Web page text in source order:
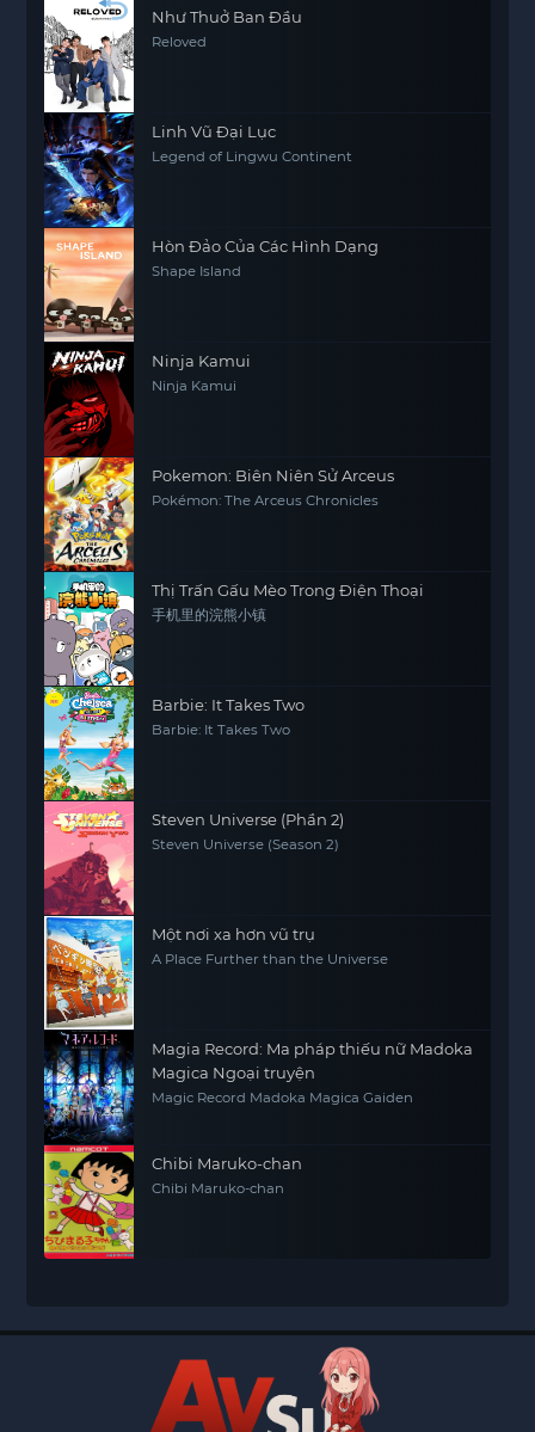
Như Thuở Ban Đầu
Reloved
Linh Vũ Đại Lục
Legend of Lingwu Continent
Hòn Đảo Của Các Hình Dạng
Shape Island
Ninja Kamui
Ninja Kamui
Pokemon: Biên Niên Sử Arceus
Pokémon: The Arceus Chronicles
Thị Trấn Gấu Mèo Trong Điện Thoại
手机里的浣熊小镇
Barbie: It Takes Two
Barbie: It Takes Two
Steven Universe (Phần 2)
Steven Universe (Season 2)
Một nơi xa hơn vũ trụ
A Place Further than the Universe
Magia Record: Ma pháp thiếu nữ Madoka
Magica Ngoại truyện
Magic Record Madoka Magica Gaiden
Chibi Maruko-chan
Chibi Maruko-chan